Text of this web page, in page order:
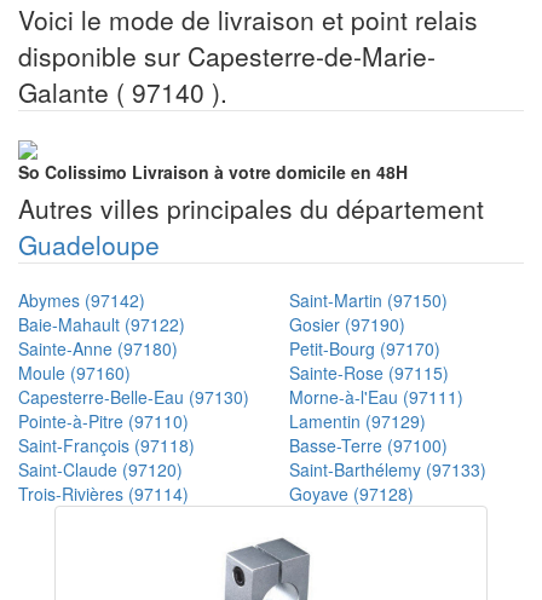
Voici le mode de livraison et point relais
disponible sur Capesterre-de-Marie-
Galante ( 97140 ).
So Colissimo Livraison à votre domicile en 48H
Autres villes principales du département
Guadeloupe
Abymes (97142)
Saint-Martin (97150)
Baie-Mahault (97122)
Gosier (97190)
Sainte-Anne (97180)
Petit-Bourg (97170)
Moule (97160)
Sainte-Rose (97115)
Capesterre-Belle-Eau (97130)
Morne-à-l'Eau (97111)
Pointe-à-Pitre (97110)
Lamentin (97129)
Saint-François (97118)
Basse-Terre (97100)
Saint-Claude (97120)
Saint-Barthélemy (97133)
Trois-Rivières (97114)
Goyave (97128)